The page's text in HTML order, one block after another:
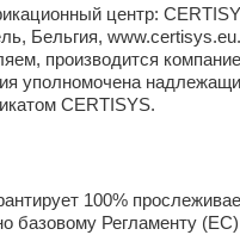
центр:
Бельгия,
производится
уполномочена
CERTISYS.
100%
базовому Регламенту